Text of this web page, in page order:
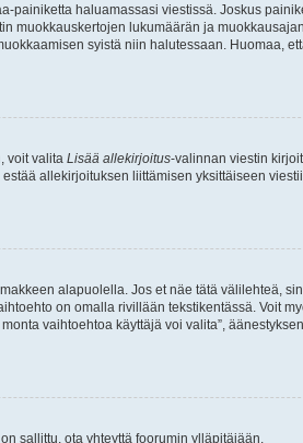
painiketta haluamassasi viestissä. Joskus
muokkauskertojen lukumäärän ja
syistä niin halutessaan. Huomaa,
voit valita Lisää allekirjoitus-valinnan viestin
allekirjoituksen liittämisen yksittäiseen
alapuolella. Jos et näe tätä välilehteä,
on omalla rivillään tekstikentässä. Voit
vaihtoehtoa käyttäjä voi valita”,
sallittu, ota yhteyttä foorumin ylläpitäjään.